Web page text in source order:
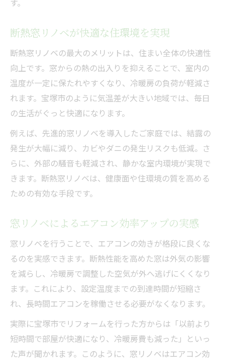
実際の窓リノベ体験で見えた節約効果
窓リノベ後の生活費の変化を徹底検証
省エネ効果が高い窓リノベの理由とは
窓リノベで得られる長期的な経済メリット
す。
断熱窓リノベが快適な住環境を実現
断熱窓リノベの最大のメリットは、住まい全体の快適性
向上です。窓からの熱の出入りを抑えることで、室内の
温度が一定に保たれやすくなり、冷暖房の負荷が軽減さ
れます。宝塚市のように気温差が大きい地域では、毎日
の生活がぐっと快適になります。
例えば、先進的窓リノベを導入したご家庭では、結露の
発生が大幅に減り、カビやダニの発生リスクも低減。さ
らに、外部の騒音も軽減され、静かな室内環境が実現で
きます。断熱窓リノベは、健康面や住環境の質を高める
ための有効な手段です。
窓リノベによるエアコン効率アップの実感
窓リノベを行うことで、エアコンの効きが格段に良くな
るのを実感できます。断熱性能を高めた窓は外気の影響
を減らし、冷暖房で調整した空気が外へ逃げにくくなり
ます。これにより、設定温度までの到達時間が短縮さ
れ、長時間エアコンを稼働させる必要がなくなります。
実際に宝塚市でリフォームを行った方からは「以前より
短時間で部屋が快適になり、冷暖房費も減った」といっ
た声が聞かれます。このように、窓リノベはエアコン効